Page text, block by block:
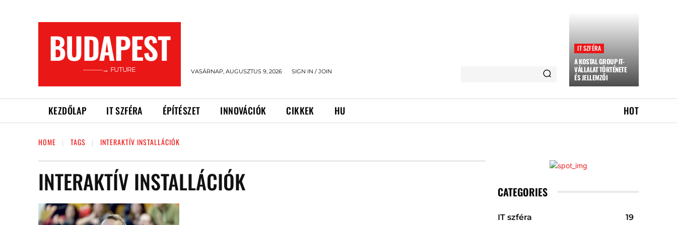
BUDAPEST
———→ FUTURE VASÁRNAP, AUGUSZTUS 9, 2026 SIGN IN / JOIN
IT SZFÉRA
A KOSTAL GROUP IT-
VÁLLALAT TÖRTÉNETE
ÉS JELLEMZŐI
KEZDŐLAP IT SZFÉRA ÉPÍTÉSZET INNOVÁCIÓK CIKKEK HU HOT
HOME TAGS INTERAKTÍV INSTALLÁCIÓK
INTERAKTÍV INSTALLÁCIÓK CATEGORIES
IT szféra 19